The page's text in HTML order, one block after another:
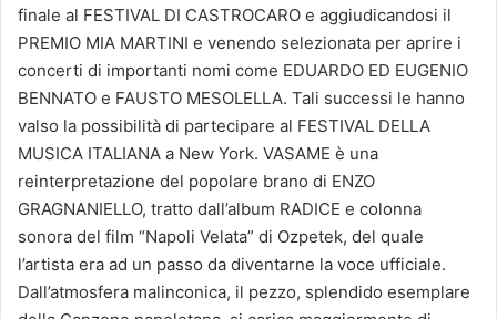
finale al FESTIVAL DI CASTROCARO e aggiudicandosi il
PREMIO MIA MARTINI e venendo selezionata per aprire i
concerti di importanti nomi come EDUARDO ED EUGENIO
BENNATO e FAUSTO MESOLELLA. Tali successi le hanno
valso la possibilità di partecipare al FESTIVAL DELLA
MUSICA ITALIANA a New York. VASAME è una
reinterpretazione del popolare brano di ENZO
GRAGNANIELLO, tratto dall’album RADICE e colonna
sonora del film “Napoli Velata” di Ozpetek, del quale
l’artista era ad un passo da diventarne la voce ufficiale.
Dall’atmosfera malinconica, il pezzo, splendido esemplare